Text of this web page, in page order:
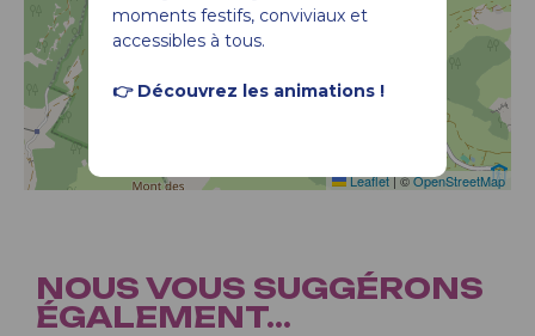
moments festifs, conviviaux et
accessibles à tous.
👉 Découvrez les animations !
Leaflet|©OpenStreetMap
NOUS VOUS SUGGÉRONS
ÉGALEMENT...